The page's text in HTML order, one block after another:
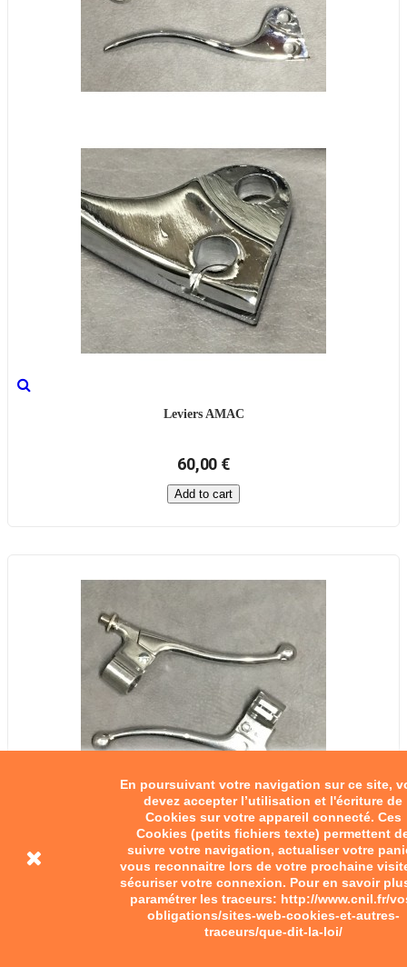
En poursuivant votre navigation sur ce site,
devez accepter l’utilisation et l'écriture de
Cookies sur votre appareil connecté. Ces
Cookies (petits fichiers texte) permettent
suivre votre navigation, actualiser votre
vous reconnaitre lors de votre prochaine
sécuriser votre connexion. Pour en savoir
paramétrer les traceurs: http://www.cnil.fr/
obligations/sites-web-cookies-et-autres-
traceurs/que-dit-la-loi/
Leviers AMAC
60,00 €
Add to cart